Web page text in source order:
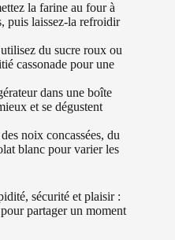
la farine au four à
puis laissez-la refroidir
du sucre roux ou
cassonade pour une
dans une boîte
et se dégustent
noix concassées, du
blanc pour varier les
sécurité et plaisir :
partager un moment